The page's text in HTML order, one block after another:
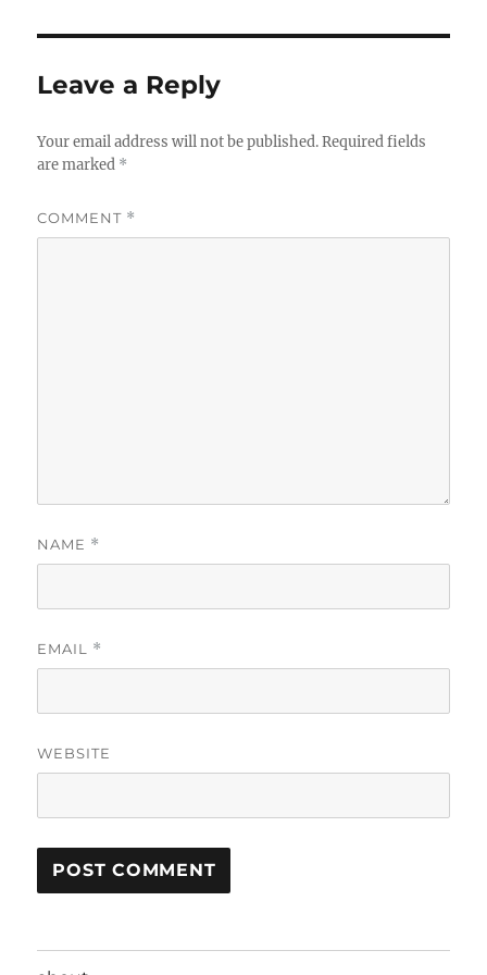
Leave a Reply
Your email address will not be published. Required fields
are marked *
COMMENT *
NAME *
EMAIL *
WEBSITE